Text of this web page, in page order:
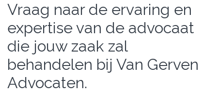
Vraag naar de ervaring en
expertise van de advocaat
die jouw zaak zal
behandelen bij Van Gerven
Advocaten.